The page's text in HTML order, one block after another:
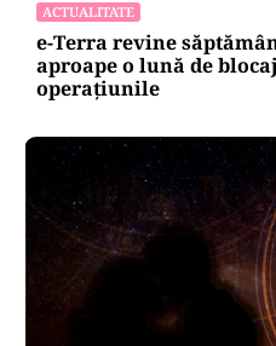
ACTUALITATE
e-Terra revine
aproape o lună de
operațiunile